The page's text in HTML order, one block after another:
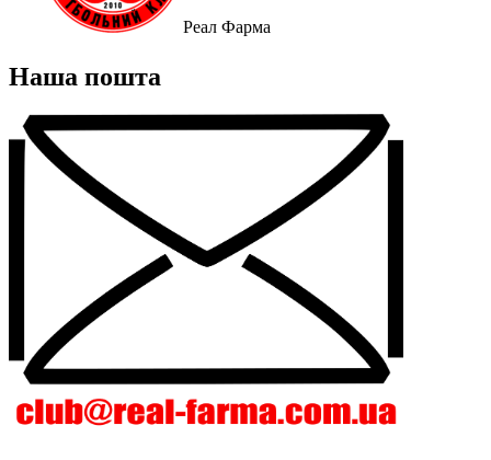
Реал Фарма
Наша пошта